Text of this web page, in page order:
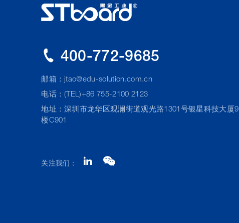
400-772-9685
邮箱： jtao@edu-solution.com.cn
电话：(TEL)+86 755-2100 2123
地址：深圳市龙华区观澜街道观光路1301号银星科技大厦9
楼C901
关注我们：